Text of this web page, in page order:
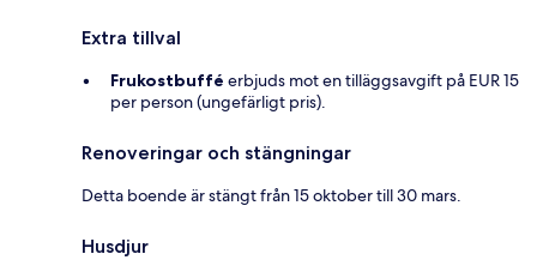
Extra tillval
Frukostbuffé erbjuds mot en tilläggsavgift på EUR 15
per person (ungefärligt pris).
Renoveringar och stängningar
Detta boende är stängt från 15 oktober till 30 mars.
Husdjur